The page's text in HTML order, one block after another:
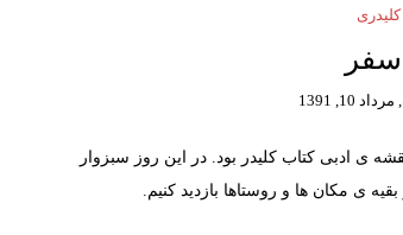
10, 1391
ی ادبی کتاب کلیدر بود. در این روز سبزوار
ی مکان ها و روستاها بازدید کنیم.